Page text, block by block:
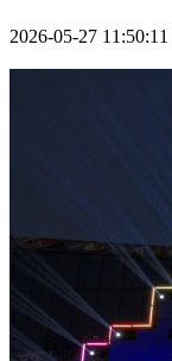
2026-05-27 11:50:11